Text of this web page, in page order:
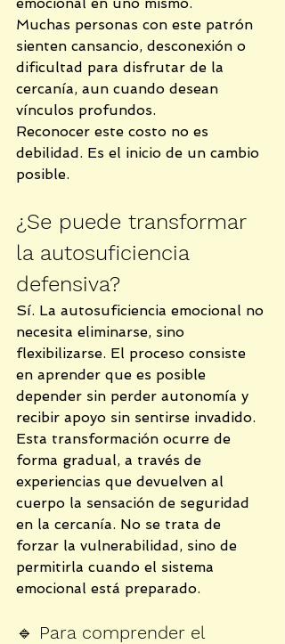
Muchas personas con este patrón
sienten cansancio, desconexión o
dificultad para disfrutar de la
cercanía, aun cuando desean
vínculos profundos.
Reconocer este costo no es
debilidad. Es el inicio de un cambio
posible.
¿Se puede transformar
la autosuficiencia
defensiva?
Sí. La autosuficiencia emocional no
necesita eliminarse, sino
flexibilizarse. El proceso consiste
en aprender que es posible
depender sin perder autonomía y
recibir apoyo sin sentirse invadido.
Esta transformación ocurre de
forma gradual, a través de
experiencias que devuelven al
cuerpo la sensación de seguridad
en la cercanía. No se trata de
forzar la vulnerabilidad, sino de
permitirla cuando el sistema
emocional está preparado.
🔹 Para comprender el